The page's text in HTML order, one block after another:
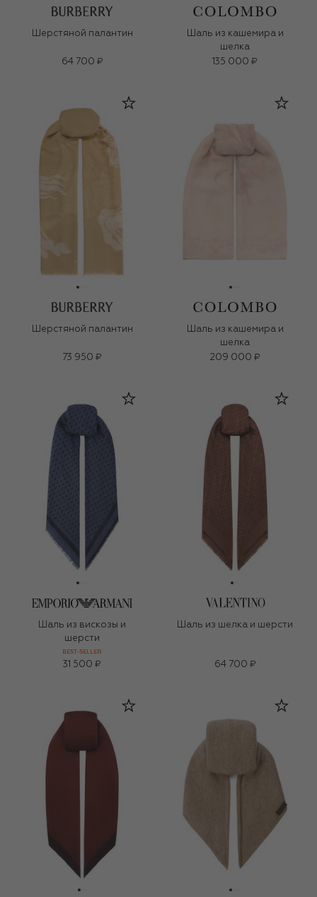
Шерстяной палантин
64 700 ₽
Шаль из кашемира и
шелка
135 000 ₽
Шерстяной палантин
73 950 ₽
Шаль из кашемира и
шелка
209 000 ₽
Шаль из вискозы и
шерсти
BEST-SELLER
31 500 ₽
Шаль из шелка и шерсти
64 700 ₽